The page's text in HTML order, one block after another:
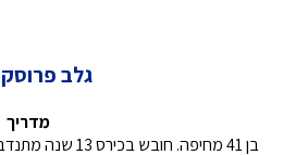
גלב
מדריך